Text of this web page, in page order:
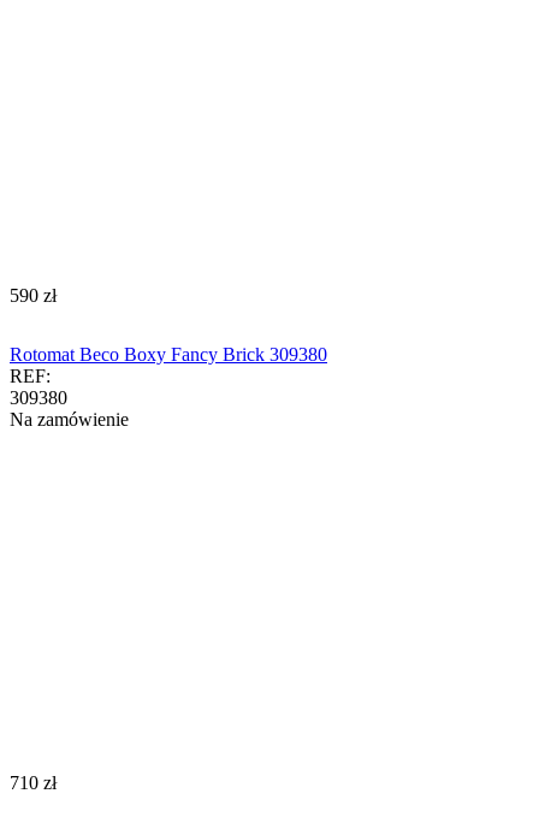
‍590‍ zł
Rotomat Beco Boxy Fancy Brick 309380
REF:
309380
Na zamówienie
‍710‍ zł